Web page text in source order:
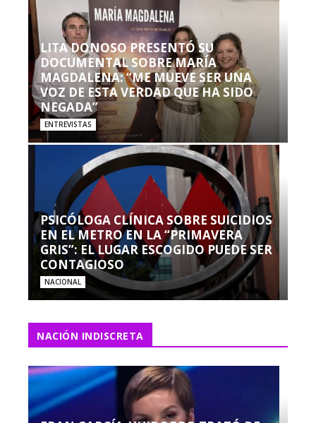
LITA DONOSO PRESENTÓ SU
DOCUMENTAL SOBRE MARÍA
MAGDALENA: “ME MUEVE SER UNA
VOZ DE ESTA VERDAD QUE HA SIDO
NEGADA”
ENTREVISTAS
PSICÓLOGA CLÍNICA SOBRE SUICIDIOS
EN EL METRO EN LA “PRIMAVERA
GRIS”: EL LUGAR ESCOGIDO PUEDE SER
CONTAGIOSO
NACIONAL
NACIÓN INDISCRETA